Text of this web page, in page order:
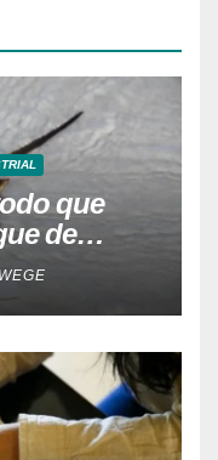
que
de
testes